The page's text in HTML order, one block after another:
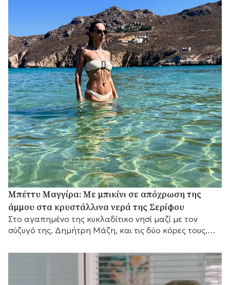
Μπέττυ Μαγγίρα: Με μπικίνι σε απόχρωση της
άμμου στα κρυστάλλινα νερά της Σερίφου
Στο αγαπημένο της κυκλαδίτικο νησί μαζί με τον
σύζυγό της, Δημήτρη Μάζη, και τις δύο κόρες τους,
υποχρεώσεις.